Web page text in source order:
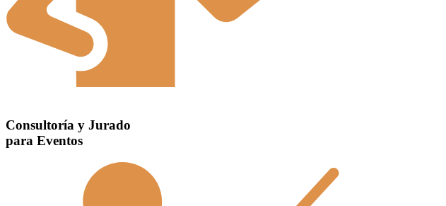
Consultoría y Jurado
para Eventos